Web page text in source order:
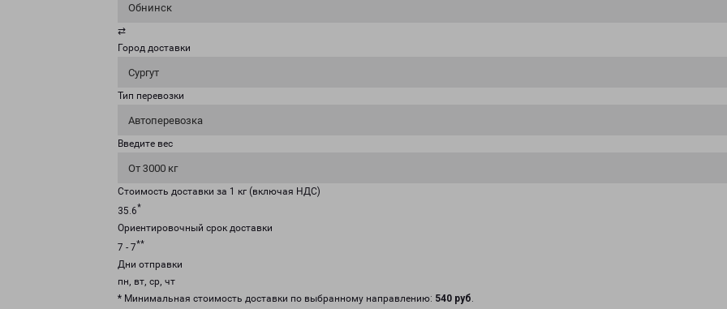
Обнинск
⇄
Город доставки
Сургут
Тип перевозки
Автоперевозка
Введите вес
От 3000 кг
Стоимость доставки за 1 кг (включая НДС)
35.6*
Ориентировочный срок доставки
7 - 7**
Дни отправки
пн, вт, ср, чт
* Минимальная стоимость доставки по выбранному направлению: 540 руб.